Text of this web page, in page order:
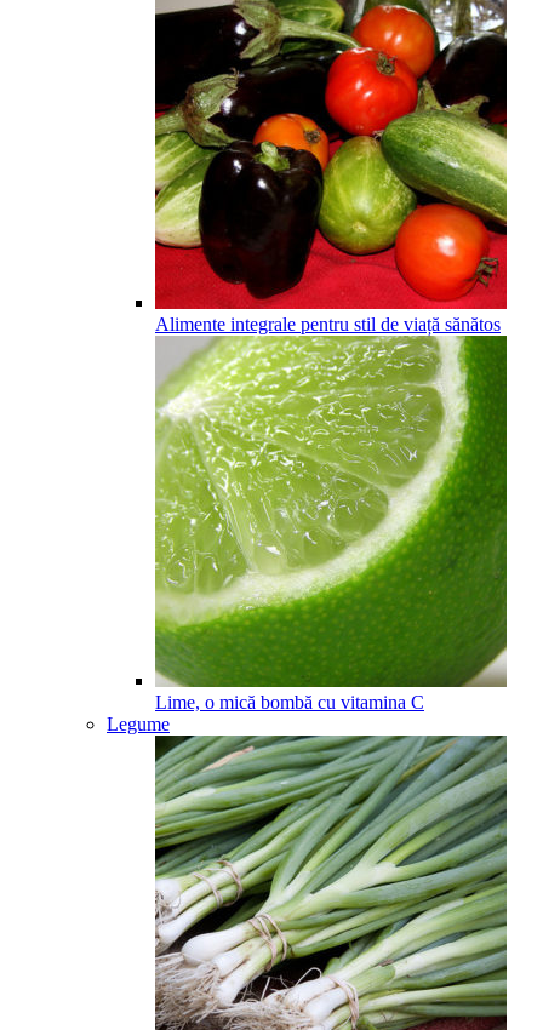
Alimente integrale pentru stil de viață sănătos
Lime, o mică bombă cu vitamina C
Legume